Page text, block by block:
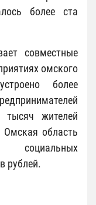
более ста
совместные
омского
более
тысяч жителей
область
рублей.